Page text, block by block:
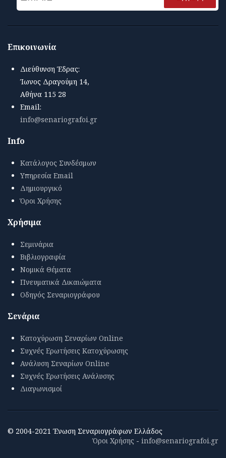
Επικοινωνία
Διεύθυνση Έδρας:
Ίωνος Δραγούμη 14,
Αθήνα 115 28
Email:
info@senariografoi.gr
Info
Κατάλογος Συνδέσμων
Υπηρεσία Email
Δημιουργικό
Όροι Χρήσης
Χρήσιμα
Σεμινάρια
Βιβλιογραφία
Νομικά Θέματα
Πνευματικά Δικαιώματα
Οδηγός Σεναριογράφου
Σενάρια
Κατοχύρωση Σεναρίων Online
Συχνές Ερωτήσεις Κατοχύρωσης
Ανάλυση Σεναρίων Online
Συχνές Ερωτήσεις Ανάλυσης
Διαγωνισμοί
© 2004-2021 Ένωση Σεναριογράφων Ελλάδος
Όροι Χρήσης - info@senariografoi.gr